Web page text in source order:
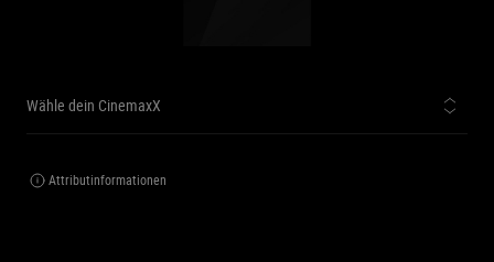
Wähle dein CinemaxX
Attributinformationen